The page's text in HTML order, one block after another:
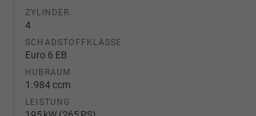
ZYLINDER
4
SCHADSTOFFKLASSE
Euro 6 EB
HUBRAUM
1.984 ccm
LEISTUNG